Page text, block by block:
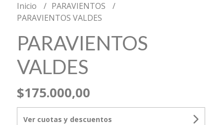
Inicio
PARAVIENTOS
PARAVIENTOS VALDES
PARAVIENTOS
VALDES
$175.000,00
Ver cuotas y descuentos